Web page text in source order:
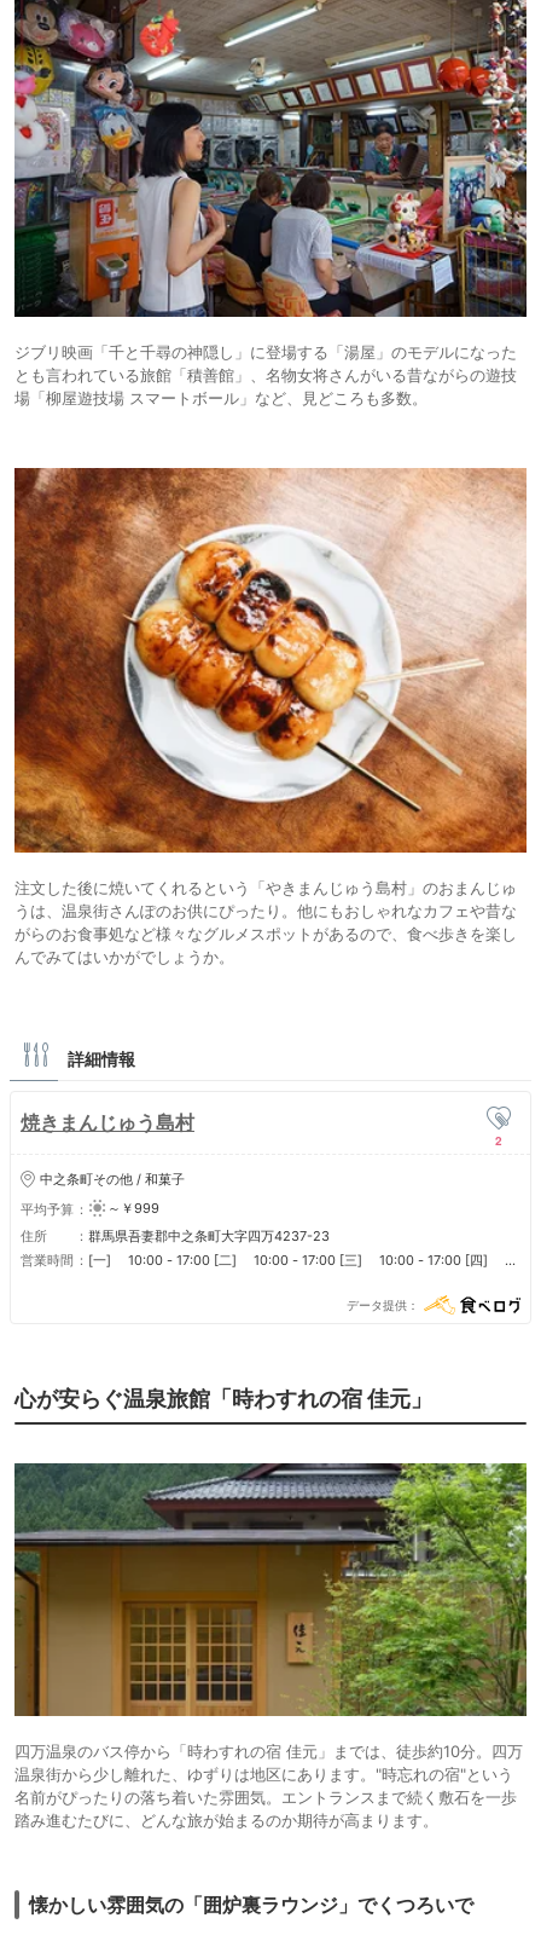
ジブリ映画「千と千尋の神隠し」に登場する「湯屋」のモデルになった
とも言われている旅館「積善館」、名物女将さんがいる昔ながらの遊技
場「柳屋遊技場 スマートボール」など、見どころも多数。
注文した後に焼いてくれるという「やきまんじゅう島村」のおまんじゅ
うは、温泉街さんぽのお供にぴったり。他にもおしゃれなカフェや昔な
がらのお食事処など様々なグルメスポットがあるので、食べ歩きを楽し
んでみてはいかがでしょうか。
詳細情報
焼きまんじゅう島村
2
中之条町その他 / 和菓子
平均予算
～￥999
住所
群馬県吾妻郡中之条町大字四万4237-23
営業時間
[一] 10:00 - 17:00 [二] 10:00 - 17:00 [三] 10:00 - 17:00 [四]
データ提供
心が安らぐ温泉旅館「時わすれの宿 佳元」
四万温泉のバス停から「時わすれの宿 佳元」までは、徒歩約10分。四万
温泉街から少し離れた、ゆずりは地区にあります。"時忘れの宿"という
名前がぴったりの落ち着いた雰囲気。エントランスまで続く敷石を一歩
踏み進むたびに、どんな旅が始まるのか期待が高まります。
懐かしい雰囲気の「囲炉裏ラウンジ」でくつろいで